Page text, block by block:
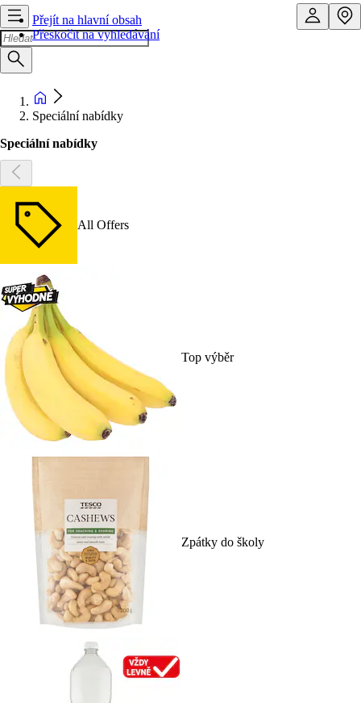
Přejít na hlavní obsah
Přeskočit na vyhledávání
Speciální nabídky
Speciální nabídky
All Offers
Top výběr
Zpátky do školy